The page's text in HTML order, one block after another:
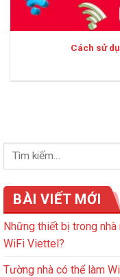
Cách sử
BÀI VIẾT MỚI
Những thiết bị trong
WiFi Viettel?
Tường nhà có thể làm